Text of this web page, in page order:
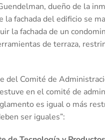
dueño de la
la fachada del edificio se
la fachada de un
de terraza,
del Comité de
en el comité de
es igual o más
ser iguales”: